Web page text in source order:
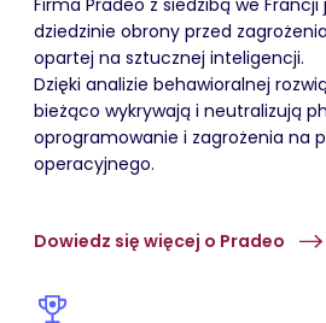
Firma Pradeo z siedzibą we Francji
dziedzinie obrony przed
opartej na sztucznej inteligencji.
Dzięki analizie behawioralnej
bieżąco wykrywają i neutralizują
oprogramowanie i zagrożenia na
operacyjnego.
Dowiedz się więcej o Pradeo